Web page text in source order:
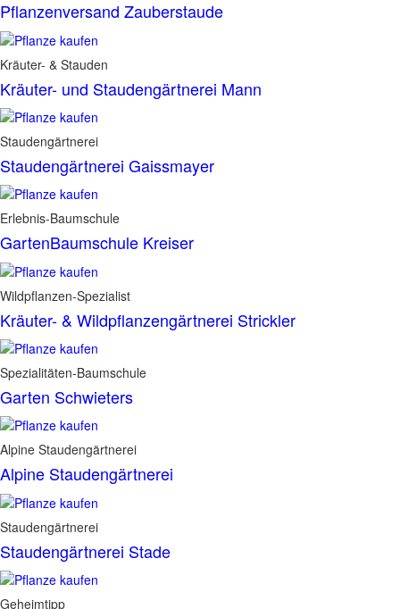
Pflanzenversand Zauberstaude
Kräuter- & Stauden
Kräuter- und Staudengärtnerei Mann
Staudengärtnerei
Staudengärtnerei Gaissmayer
Erlebnis-Baumschule
GartenBaumschule Kreiser
Wildpflanzen-Spezialist
Kräuter- & Wildpflanzengärtnerei Strickler
Spezialitäten-Baumschule
Garten Schwieters
Alpine Staudengärtnerei
Alpine Staudengärtnerei
Staudengärtnerei
Staudengärtnerei Stade
Geheimtipp